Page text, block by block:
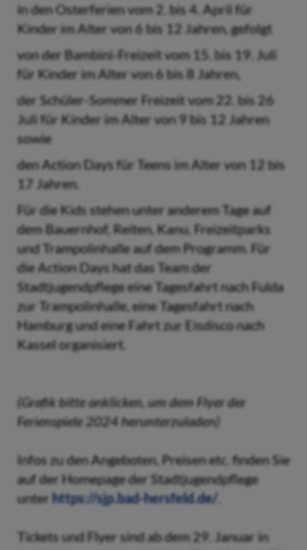
in den Osterferien vom 2. bis 4. April für
Kinder im Alter von 6 bis 12 Jahren, gefolgt
von der Bambini-Freizeit vom 15. bis 19. Juli
für Kinder im Alter von 6 bis 8 Jahren,
der Schüler-Sommer Freizeit vom 22. bis 26
Juli für Kinder im Alter von 9 bis 12 Jahren
sowie
den Action Days für Teens im Alter von 12 bis
17 Jahren.
Für die Kids stehen unter anderem Tage auf
dem Bauernhof, Reiten, Kanu, Freizeitparks
und Trampolinhalle auf dem Programm. Für
die Action Days hat das Team der
Stadtjugendpflege eine Tagesfahrt nach Fulda
zur Trampolinhalle, eine Tagesfahrt nach
Hamburg und eine Fahrt zur Eisdisco nach
Kassel organisiert.
(Grafik bitte anklicken, um dem Flyer der
Ferienspiele 2024 herunterzuladen)
Infos zu den Angeboten, Preisen etc. finden Sie
auf der Homepage der Stadtjugendpflege
unter https://sjp.bad-hersfeld.de/
Tickets und Flyer sind ab dem 29. Januar in